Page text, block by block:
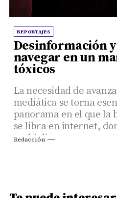
REPORTAJES
Desinformación
navegar en un
tóxicos
La necesidad de
mediática se torna
panorama en el que la
se libra en internet,
multiplican en
Redacción